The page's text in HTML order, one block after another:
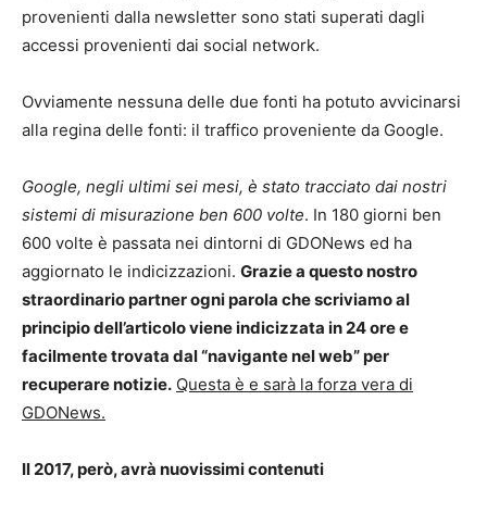
provenienti dalla newsletter sono stati superati dagli
accessi provenienti dai social network.
Ovviamente nessuna delle due fonti ha potuto avvicinarsi
alla regina delle fonti: il traffico proveniente da Google.
Google, negli ultimi sei mesi, è stato tracciato dai nostri
sistemi di misurazione ben 600 volte. In 180 giorni ben
600 volte è passata nei dintorni di GDONews ed ha
aggiornato le indicizzazioni. Grazie a questo nostro
straordinario partner ogni parola che scriviamo al
principio dell’articolo viene indicizzata in 24 ore e
facilmente trovata dal “navigante nel web” per
recuperare notizie. Questa è e sarà la forza vera di
GDONews.
Il 2017, però, avrà nuovissimi contenuti